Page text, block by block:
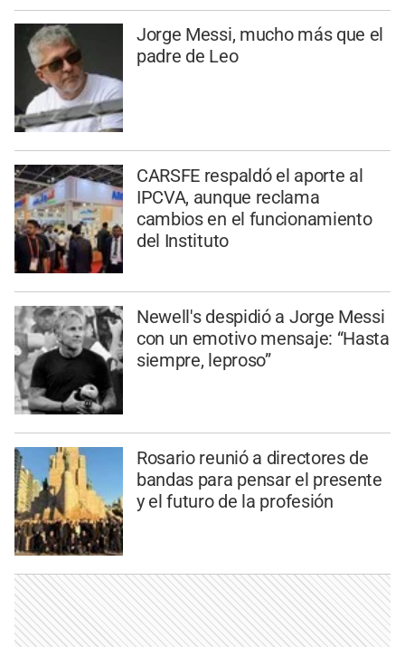
Jorge Messi, mucho más que el
padre de Leo
CARSFE respaldó el aporte al
IPCVA, aunque reclama
cambios en el funcionamiento
del Instituto
Newell's despidió a Jorge Messi
con un emotivo mensaje: “Hasta
siempre, leproso”
Rosario reunió a directores de
bandas para pensar el presente
y el futuro de la profesión